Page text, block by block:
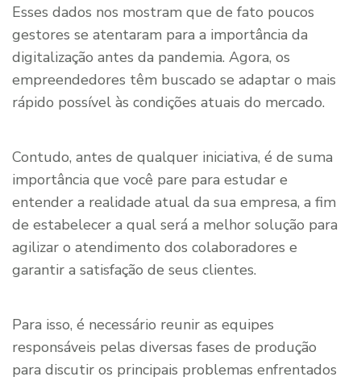
Esses dados nos mostram que de fato poucos
gestores se atentaram para a importância da
digitalização antes da pandemia. Agora, os
empreendedores têm buscado se adaptar o mais
rápido possível às condições atuais do mercado.
Contudo, antes de qualquer iniciativa, é de suma
importância que você pare para estudar e
entender a realidade atual da sua empresa, a fim
de estabelecer a qual será a melhor solução para
agilizar o atendimento dos colaboradores e
garantir a satisfação de seus clientes.
Para isso, é necessário reunir as equipes
responsáveis pelas diversas fases de produção
para discutir os principais problemas enfrentados